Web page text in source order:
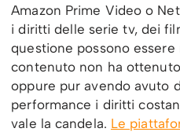
Amazon Prime Video o
i diritti delle serie tv, dei
questione possono
contenuto non ha
oppure pur avendo avuto
performance i diritti
vale la candela. Le